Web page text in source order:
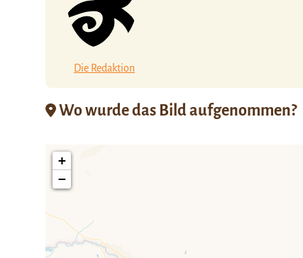
Die Redaktion
Wo wurde das Bild aufgenommen?
+
−